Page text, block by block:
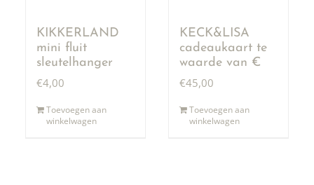
KIKKERLAND
mini fluit
sleutelhanger
€4,00
Toevoegen aan
winkelwagen
KECK&LISA
cadeaukaart te
waarde van €
50,00
€45,00
Toevoegen aan
winkelwagen